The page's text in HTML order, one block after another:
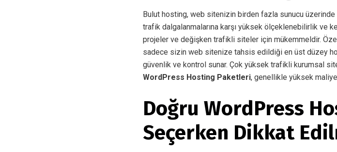
Bulut hosting, web sitenizin birden fazla sunucu üzerinde
trafik dalgalanmalarına karşı yüksek ölçeklenebilirlik ve
projeler ve değişken trafikli siteler için mükemmeldir.
sadece sizin web sitenize tahsis edildiği en üst düzey
güvenlik ve kontrol sunar. Çok yüksek trafikli kurumsal
WordPress Hosting Paketleri, genellikle yüksek
Doğru WordPress
Seçerken Dikkat